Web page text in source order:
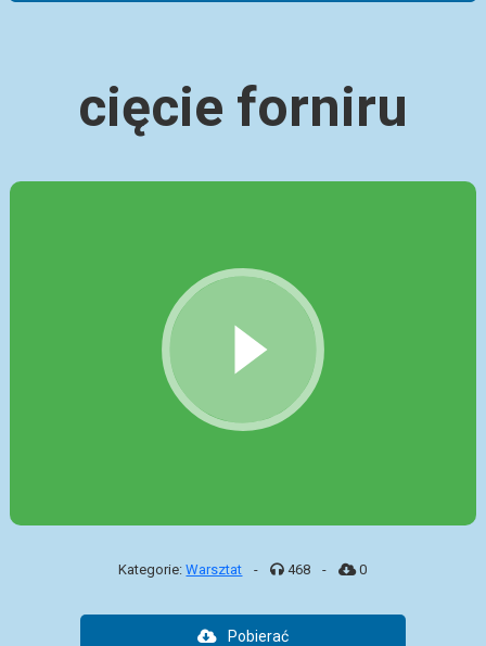
cięcie forniru
Kategorie:Warsztat - 468 - 0
Pobierać